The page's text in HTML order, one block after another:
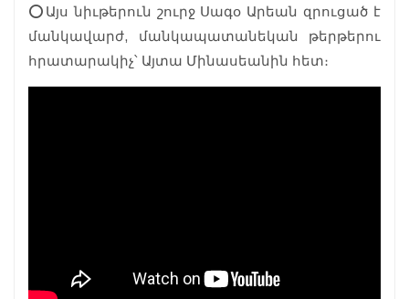
⭕️Այս նիւթերուն շուրջ Սագօ Արեան զրուցած է
մանկավարժ, մանկապատանեկան թերթերու
հրատարակիչ՝ Այտա Մինասեանին հետ։